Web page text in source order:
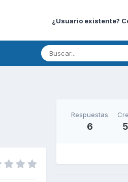
¿Usuario existente?
Respuestas
6